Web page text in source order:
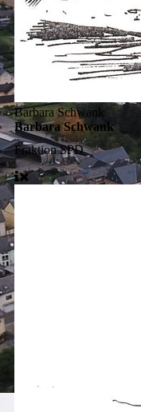
Barbara Schwank
Barbara Schwank
FraktionSPD